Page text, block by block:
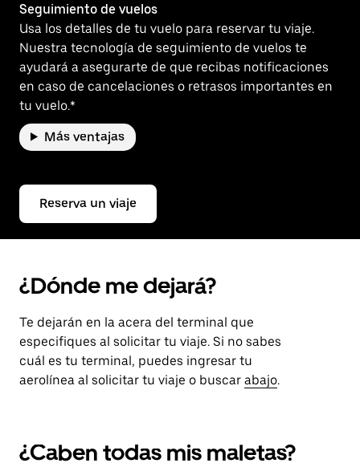
Seguimiento de vuelos
Usa los detalles de tu vuelo para reservar tu viaje.
Nuestra tecnología de seguimiento de vuelos te
ayudará a asegurarte de que recibas notificaciones
en caso de cancelaciones o retrasos importantes en
tu vuelo.*
Más ventajas
Reserva un viaje
¿Dónde me dejará?
Te dejarán en la acera del terminal que
especifiques al solicitar tu viaje. Si no sabes
cuál es tu terminal, puedes ingresar tu
aerolínea al solicitar tu viaje o buscar abajo.
¿Caben todas mis maletas?